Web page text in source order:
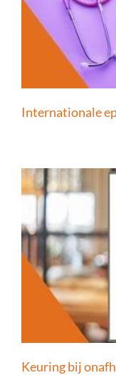
Internationale
Keuring bij